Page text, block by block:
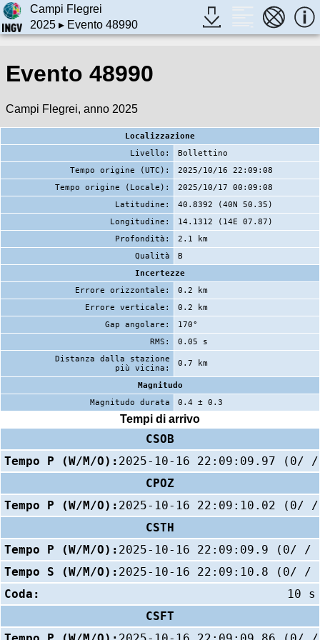
Campi Flegrei
2025▸ Evento 48990
Evento 48990
Campi Flegrei, anno 2025
Localizzazione
Livello:
Bollettino
Tempo origine (UTC):
2025/10/16 22:09:08
Tempo origine (Locale):
2025/10/17 00:09:08
Latitudine:
40.8392 (40N 50.35)
Longitudine:
14.1312 (14E 07.87)
Profondità:
2.1 km
Qualità
B
Incertezze
Errore orizzontale:
0.2 km
Errore verticale:
0.2 km
Gap angolare:
170°
RMS:
0.05 s
Distanza dalla stazione
più vicina:
0.7 km
Magnitudo
Magnitudo durata
0.4 ± 0.3
Tempi di arrivo
CSOB
Tempo P (W/M/O): 2025-10-16 22:09:09.97 (0/
CPOZ
Tempo P (W/M/O): 2025-10-16 22:09:10.02 (0/
CSTH
Tempo P (W/M/O): 2025-10-16 22:09:09.9 (0/ /
Tempo S (W/M/O): 2025-10-16 22:09:10.8 (0/ /
Coda:
10 s
CSFT